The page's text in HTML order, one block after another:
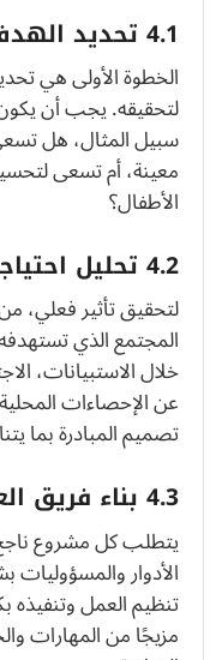
4.1 تحديد الهدف من المبادرة
الخطوة الأولى هي
لتحقيقه. يجب أن
سبيل المثال، هل
معينة، أم تسعى
الأطفال؟
4.2 تحليل احتياجات المجتمع
لتحقيق تأثير فعلي،
المجتمع الذي
خلال الاستبيانات،
عن الإحصاءات
تصميم المبادرة بما
4.3 بناء فريق العمل
يتطلب كل مشروع
الأدوار
تنظيم العمل
مزيجًا من المهارات